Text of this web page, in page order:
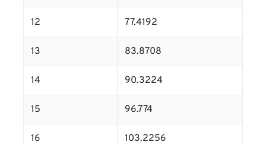
12 77.4192
13 83.8708
14 90.3224
15 96.774
16 103.2256